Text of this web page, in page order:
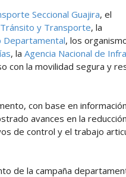
Seccional Guajira, el
y Transporte, la
Departamental, los
, la Agencia Nacional de
con la movilidad segura y
con base en
avances en la
de control y el trabajo
de la campaña